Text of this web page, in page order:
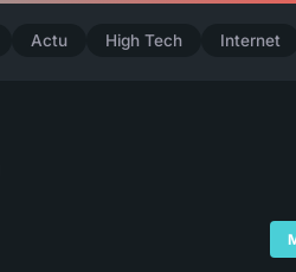
Actu High Tech Internet